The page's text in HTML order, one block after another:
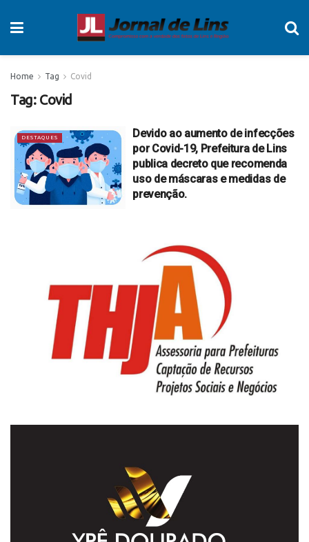
Home Tag Covid
Tag: Covid
DESTAQUES
Devido ao aumento de infecções
por Covid-19, Prefeitura de Lins
publica decreto que recomenda
uso de máscaras e medidas de
prevenção.